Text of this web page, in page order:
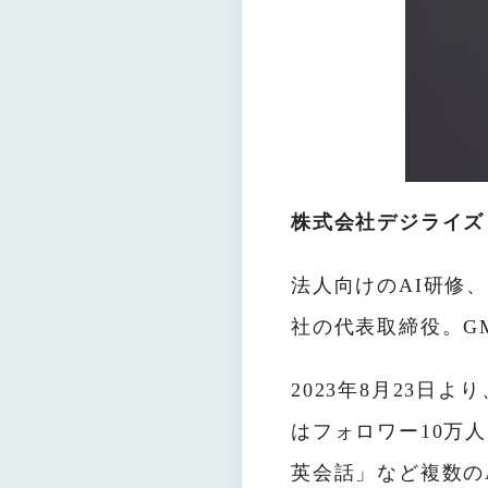
株式会社デジライ
法⼈向けのAI研修
社の代表取締役。
2023年8⽉23⽇よ
はフォロワー10万
英会話」など複数